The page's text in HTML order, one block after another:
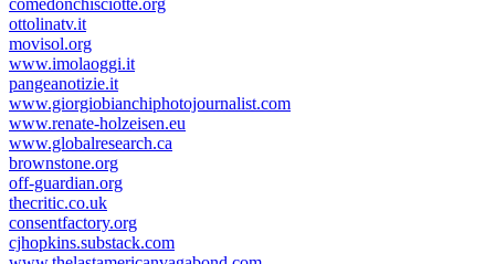
comedonchisciotte.org
ottolinatv.it
movisol.org
www.imolaoggi.it
pangeanotizie.it
www.giorgiobianchiphotojournalist.com
www.renate-holzeisen.eu
www.globalresearch.ca
brownstone.org
off-guardian.org
thecritic.co.uk
consentfactory.org
cjhopkins.substack.com